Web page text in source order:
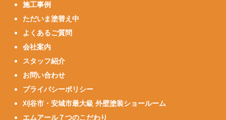
施工事例
ただいま塗替え中
よくあるご質問
会社案内
スタッフ紹介
お問い合わせ
プライバシーポリシー
刈谷市・安城市最大級 外壁塗装ショールーム
エムアール７つのこだわり